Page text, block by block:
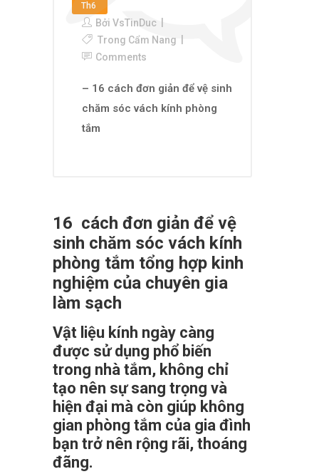
Th6
Bởi VsTinDuc
Trong Cẩm Nang
Comments
– 16 cách đơn giản để vệ sinh
chăm sóc vách kính phòng
tắm
16 cách đơn giản để vệ
sinh chăm sóc vách kính
phòng tắm tổng hợp kinh
nghiệm của chuyên gia
làm sạch
Vật liệu kính ngày càng
được sử dụng phổ biến
trong nhà tắm, không chỉ
tạo nên sự sang trọng và
hiện đại mà còn giúp không
gian phòng tắm của gia đình
bạn trở nên rộng rãi, thoáng
đãng.